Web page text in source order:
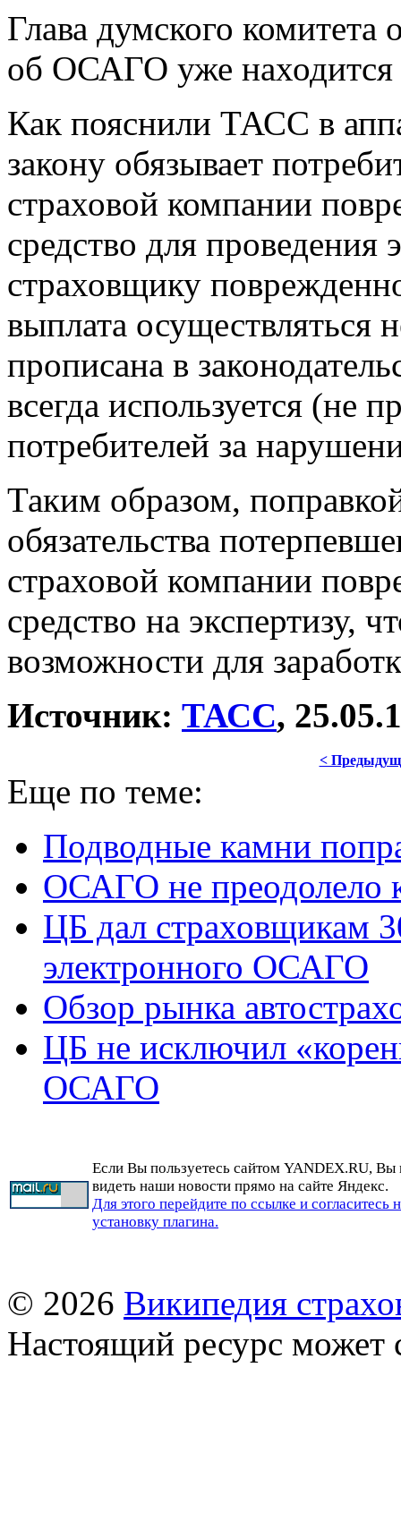
Глава думского комитета
об ОСАГО уже находится
Как пояснили ТАСС в
закону обязывает
страховой компании
средство для проведения
страховщику
выплата осуществляться
прописана в
всегда используется (не
потребителей за
Таким образом,
обязательства
страховой компании
средство на экспертизу,
возможности для
Источник: ТАСС,
<
Еще по теме:
Подводные камни
ОСАГО не преодолело
ЦБ дал страховщикам
электронного ОСАГО
Обзор рынка
ЦБ не исключил
ОСАГО
Если Вы пользуетесь сайтом YANDEX.RU, Вы
видеть наши новости прямо на сайте Яндекс.
Для этого перейдите по ссылке и согласитесь
установку плагина.
© 2026 Википедия
Настоящий ресурс может